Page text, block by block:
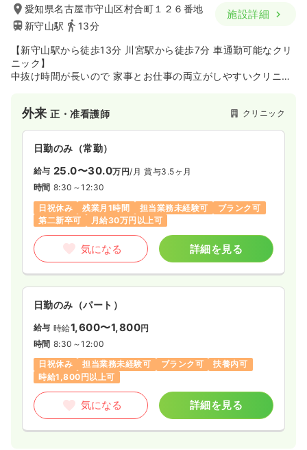
愛知県名古屋市守山区村合町１２６番地
新守山駅
13分
施設詳細
【新守山駅から徒歩13分 川宮駅から徒歩7分 車通勤可能なクリ
ニック】
中抜け時間が長いので 家事とお仕事の両立がしやすいクリニッ
30代～50代の主婦の方が多く活躍しています。
外来正・准看護師 クリニック
日勤のみ（常勤）
給与 25.0〜30.0万円/月 賞与3.5ヶ月
時間 8:30～12:30
日祝休み
残業月1時間 担当業務未経験可
ブランク可
第二新卒可
月給30万円以上可
気になる 詳細を見る
日勤のみ（パート）
給与 時給1,600〜1,800円
時間 8:30～12:00
日祝休み
担当業務未経験可 ブランク可
扶養内可
時給1,800円以上可
気になる 詳細を見る